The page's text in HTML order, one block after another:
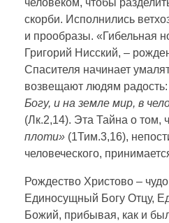
человеком, чтобы
скорби. Исполнились
и прообразы. «Гибельная
Григорий Нисский, –
Спасителя начинает
возвещают людям радость:
Богу, и на земле мир, в
(Лк.2,14). Эта Тайна о том,
плоти» (1Тим.3,16),
человеческого,
Рождество Христово –
Единосущный Богу Отцу,
Божий, прибывая, как и